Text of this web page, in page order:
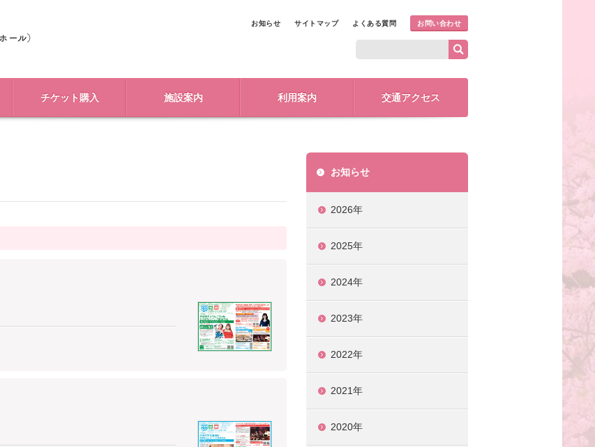
お知らせ サイトマップ よくある質問 お問い合わせ
チケット購入 施設案内 利用案内 交通アクセス
お知らせ
2026年
2025年
2024年
2023年
2022年
2021年
2020年